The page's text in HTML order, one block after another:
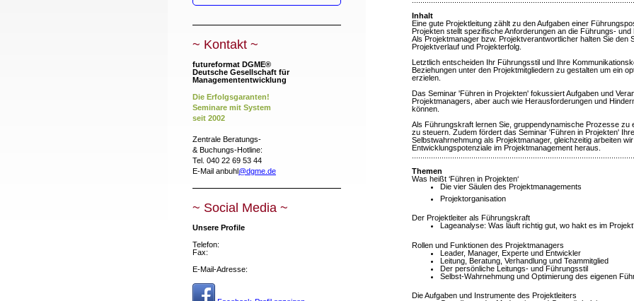
~ Kontakt ~
futureformat DGME®
Deutsche Gesellschaft für
Managemententwicklung
Die Erfolgsgaranten!
Seminare mit System
seit 2002
Zentrale Beratungs-
& Buchungs-Hotline:
Tel. 040 22 69 53 44
E-Mail anbuhl@dgme.de
~ Social Media ~
Unsere Profile
Telefon:
Fax:
E-Mail-Adresse:
Inhalt
Eine gute Projektleitung zählt zu den Aufgaben einer
Projekten stellt spezifische Anforderungen an die Führungs- und
Als Projektmanager bzw. Projektverantwortlicher halten Sie den
Projektverlauf und Projekterfolg.
Letztlich entscheiden Ihr Führungsstil und Ihre
Beziehungen unter den Projektmitgliedern zu gestalten um ein
erzielen.
Das Seminar 'Führen in Projekten' fokussiert Aufgaben und
Projektmanagers, aber auch wie Herausforderungen und
können.
Als Führungskraft lernen Sie, gruppendynamische Prozesse zu
zu steuern. Zudem fördert das Seminar 'Führen in Projekten'
Selbstwahrnehmung als Projektmanager, gleichzeitig arbeiten
Entwicklungspotenziale im Projektmanagement heraus.
Themen
Was heißt ‘Führen in Projekten‘
Die vier Säulen des Projektmanagements
Projektorganisation
Der Projektleiter als Führungskraft
Lageanalyse: Was läuft richtig gut, wo hakt es im
Rollen und Funktionen des Projektmanagers
Leader, Manager, Experte und Entwickler
Leitung, Beratung, Verhandlung und Teammitglied
Der persönliche Leitungs- und Führungsstil
Selbst-Wahrnehmung und Optimierung des eigenen
Die Aufgaben und Instrumente des Projektleiters